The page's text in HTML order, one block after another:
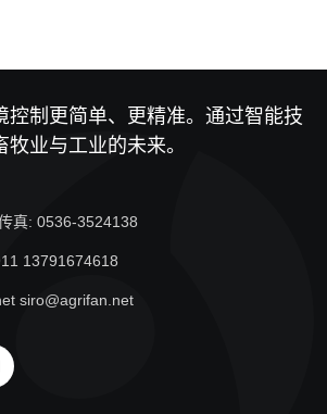
控制更简单、更精准。通过智能技
业与工业的未来。
真: 0536-3524138
13791674618
siro@agrifan.net